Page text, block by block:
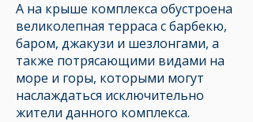
А на крыше комплекса обустроена
великолепная терраса с барбекю,
баром, джакузи и шезлонгами, а
также потрясающими видами на
море и горы, которыми могут
наслаждаться исключительно
жители данного комплекса.​